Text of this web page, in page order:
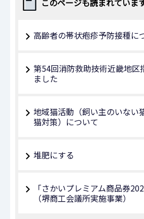
高齢者の帯状疱疹予防接種に
第54回消防救助技術近畿地区
ました
地域猫活動（飼い主のいない
猫対策）について
堆肥にする
「さかいプレミアム商品券
（堺商工会議所実施事業）